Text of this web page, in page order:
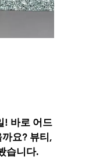
! 바로 어드
요? 뷰티,
습니다.